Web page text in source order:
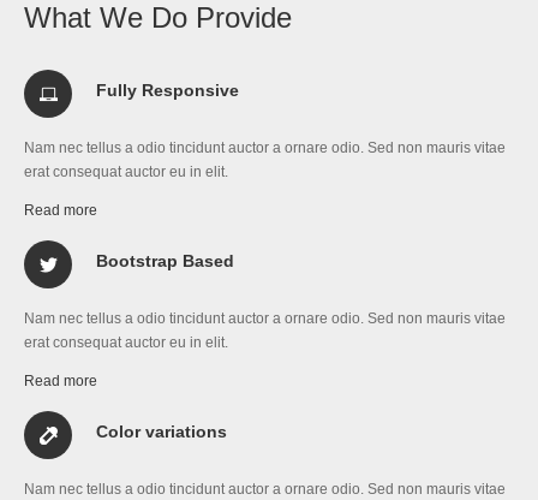
What We Do Provide
Fully Responsive
Nam nec tellus a odio tincidunt auctor a ornare odio. Sed non mauris vitae
erat consequat auctor eu in elit.
Read more
Bootstrap Based
Nam nec tellus a odio tincidunt auctor a ornare odio. Sed non mauris vitae
erat consequat auctor eu in elit.
Read more
Color variations
Nam nec tellus a odio tincidunt auctor a ornare odio. Sed non mauris vitae